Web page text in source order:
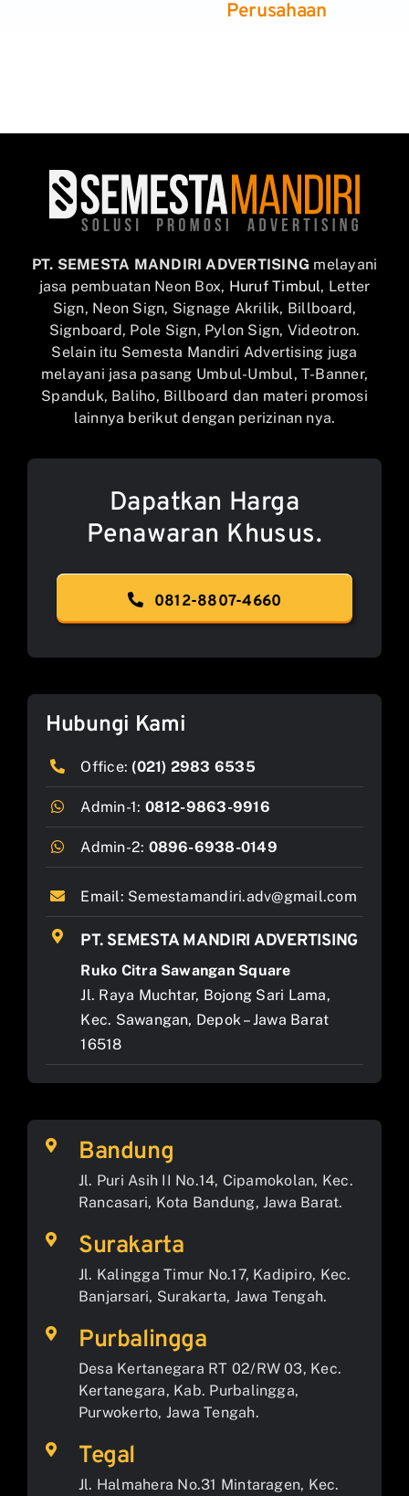
Perusahaan
PT. SEMESTA MANDIRI ADVERTISING melayani
jasa pembuatan Neon Box, Huruf Timbul, Letter
Sign, Neon Sign, Signage Akrilik, Billboard,
Signboard, Pole Sign, Pylon Sign, Videotron.
Selain itu Semesta Mandiri Advertising juga
melayani jasa pasang Umbul-Umbul, T-Banner,
Spanduk, Baliho, Billboard dan materi promosi
lainnya berikut dengan perizinan nya.
Dapatkan Harga
Penawaran Khusus.
0812-8807-4660
Hubungi Kami
Office: (021) 2983 6535
Admin-1: 0812-9863-9916
Admin-2: 0896-6938-0149
Email: Semestamandiri.adv@gmail.com
PT. SEMESTA MANDIRI ADVERTISING
Ruko Citra Sawangan Square
Jl. Raya Muchtar, Bojong Sari Lama,
Kec. Sawangan, Depok – Jawa Barat
16518
Bandung
Jl. Puri Asih II No.14, Cipamokolan, Kec.
Rancasari, Kota Bandung, Jawa Barat.
Surakarta
Jl. Kalingga Timur No.17, Kadipiro, Kec.
Banjarsari, Surakarta, Jawa Tengah.
Purbalingga
Desa Kertanegara RT 02/RW 03, Kec.
Kertanegara, Kab. Purbalingga,
Purwokerto, Jawa Tengah.
Tegal
Jl. Halmahera No.31 Mintaragen, Kec.